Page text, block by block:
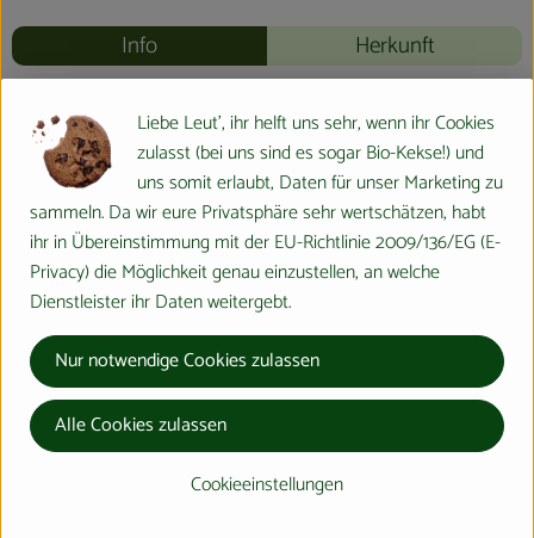
Info Herkunft
Info
Produktinformationen
Produktdatenblatt
Herkunft
Hersteller: Bingenheimer Saatgut AG
Liebe Leut', ihr helft uns sehr, wenn ihr Cookies
zulasst (bei uns sind es sogar Bio-Kekse!) und
uns somit erlaubt, Daten für unser Marketing zu
sammeln. Da wir eure Privatsphäre sehr wertschätzen, habt
ihr in Übereinstimmung mit der EU-Richtlinie 2009/136/EG (E-
Privacy) die Möglichkeit genau einzustellen, an welche
Dienstleister ihr Daten weitergebt.
Cookieeinstellungen
Nur notwendige Cookies zulassen
Alle Cookies zulassen